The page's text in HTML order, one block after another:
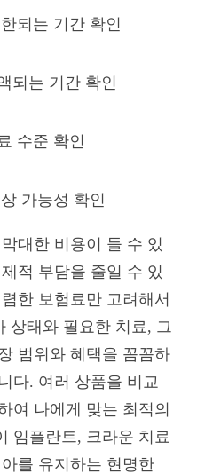
되는 기간 확인
되는 기간 확인
수준 확인
가능성 확인
대한 비용이 들 수 있
적 부담을 줄일 수 있
한 보험료만 고려해서
상태와 필요한 치료, 그
범위와 혜택을 꼼꼼하
다. 여러 상품을 비교
여 나에게 맞는 최적의
임플란트, 크라운 치료
를 유지하는 현명한